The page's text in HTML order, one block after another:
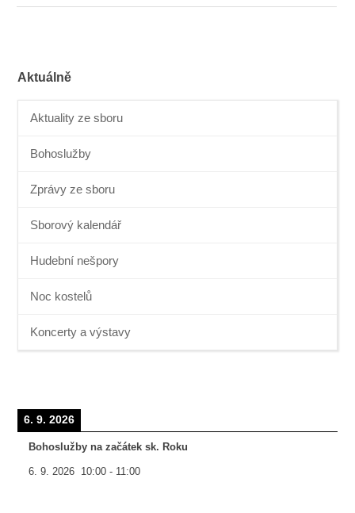
Aktuálně
Aktuality ze sboru
Bohoslužby
Zprávy ze sboru
Sborový kalendář
Hudební nešpory
Noc kostelů
Koncerty a výstavy
6. 9. 2026
Bohoslužby na začátek sk. Roku
6. 9. 2026 10:00 - 11:00